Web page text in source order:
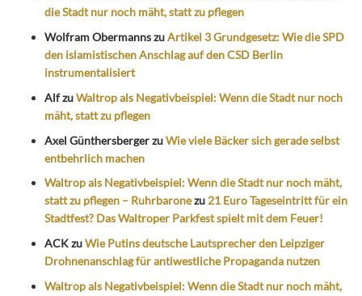
die Stadt nur noch mäht, statt zu pflegen
Wolfram ObermannszuArtikel 3 Grundgesetz: Wie die SPD
den islamistischen Anschlag auf den CSD Berlin
instrumentalisiert
AlfzuWaltrop als Negativbeispiel: Wenn die Stadt nur noch
mäht, statt zu pflegen
Axel GünthersbergerzuWie viele Bäcker sich gerade selbst
entbehrlich machen
Waltrop als Negativbeispiel: Wenn die Stadt nur noch mäht,
statt zu pflegen – Ruhrbaronezu21 Euro Tageseintritt für ein
Stadtfest? Das Waltroper Parkfest spielt mit dem Feuer!
ACKzuWie Putins deutsche Lautsprecher den Leipziger
Drohnenanschlag für antiwestliche Propaganda nutzen
Waltrop als Negativbeispiel: Wenn die Stadt nur noch mäht,